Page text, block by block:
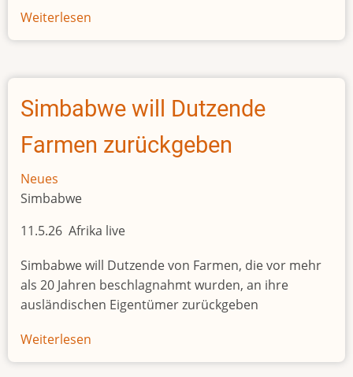
Weiterlesen
Ministerin
Hilfs-
Simbabwe will Dutzende
Farmen zurückgeben
Neues
Simbabwe
11.5.26 Afrika live
Simbabwe will Dutzende von Farmen, die vor mehr
als 20 Jahren beschlagnahmt wurden, an ihre
ausländischen Eigentümer zurückgeben
Weiterlesen
Simbabwe